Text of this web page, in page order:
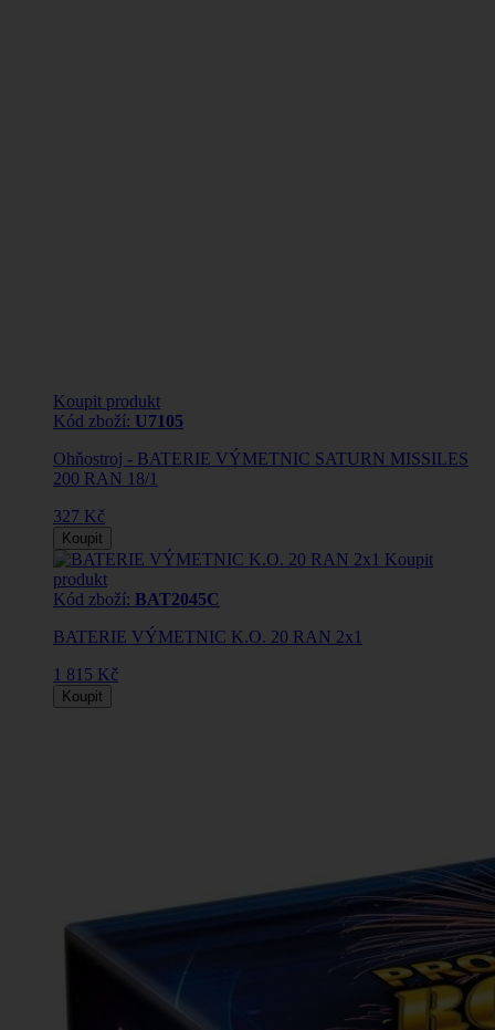
Koupit produkt
Kód zboží: U7105
Ohňostroj - BATERIE VÝMETNIC SATURN MISSILES
200 RAN 18/1
327 Kč
Koupit
Koupit
produkt
Kód zboží: BAT2045C
BATERIE VÝMETNIC K.O. 20 RAN 2x1
1 815 Kč
Koupit